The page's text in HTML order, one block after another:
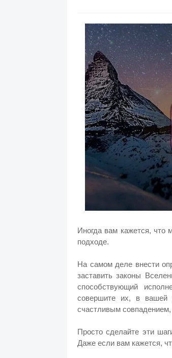
Иногда вам кажется, что
подходе.
На самом деле внести
заставить законы
способствующий
совершите их, в вашей
счастливым
Просто сделайте эти
Даже если вам кажется,